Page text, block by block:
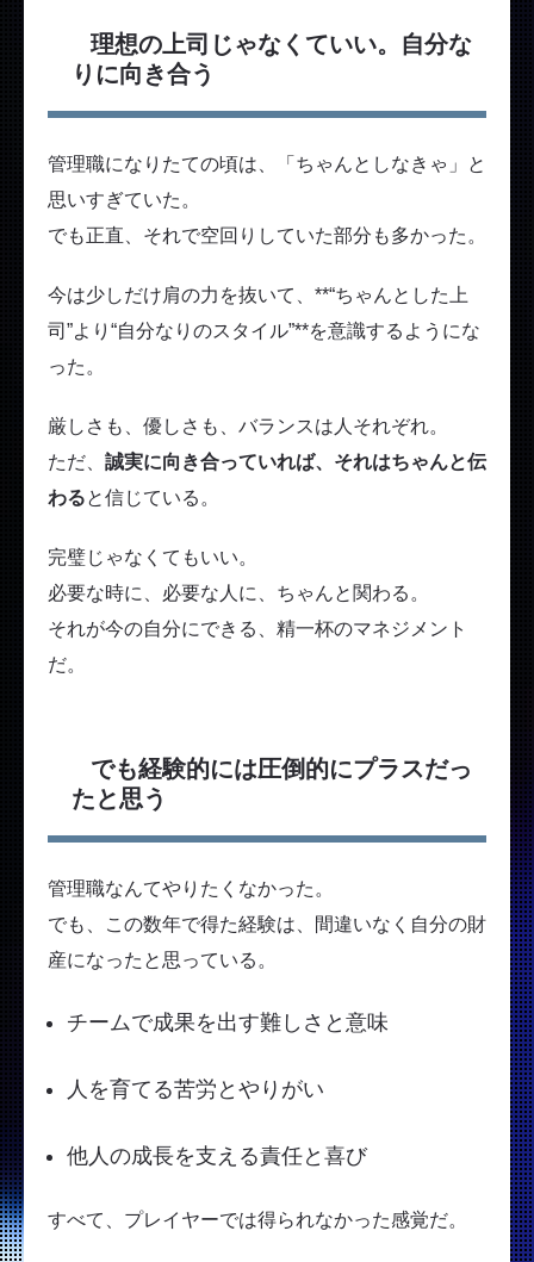
理想の上司じゃなくていい。自分な
りに向き合う
管理職になりたての頃は、「ちゃんとしなきゃ」と
思いすぎていた。
でも正直、それで空回りしていた部分も多かった。
今は少しだけ肩の力を抜いて、**“ちゃんとした上
司”より“自分なりのスタイル”**を意識するようにな
った。
厳しさも、優しさも、バランスは人それぞれ。
ただ、 誠実に向き合っていれば、それはちゃんと伝
わると信じている。
完璧じゃなくてもいい。
必要な時に、必要な人に、ちゃんと関わる。
それが今の自分にできる、精一杯のマネジメント
だ。
でも経験的には圧倒的にプラスだっ
たと思う
管理職なんてやりたくなかった。
でも、この数年で得た経験は、間違いなく自分の財
産になったと思っている。
チームで成果を出す難しさと意味
人を育てる苦労とやりがい
他人の成長を支える責任と喜び
すべて、プレイヤーでは得られなかった感覚だ。